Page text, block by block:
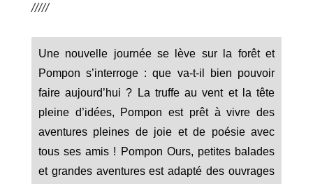
/////
Une nouvelle journée se lève sur la forêt et
Pompon s’interroge : que va-t-il bien pouvoir
faire aujourd’hui ? La truffe au vent et la tête
pleine d’idées, Pompon est prêt à vivre des
aventures pleines de joie et de poésie avec
tous ses amis ! Pompon Ours, petites balades
et grandes aventures est adapté des ouvrages